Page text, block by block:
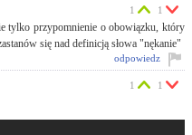
tylko przypomnienie o obowiązku, który
się nad definicją słowa "nękanie"
1 1
odpowiedz
1 1